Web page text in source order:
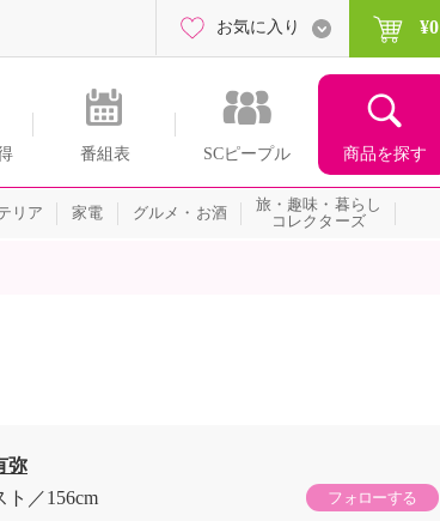
ル
番組表 SCピープル 商品を探す
お気に入り ¥0
リア 家電 グルメ・お酒
旅・趣味・暮らし
コレクターズ
弥
ト
156cm フォローする